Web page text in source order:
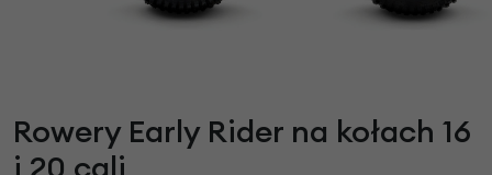
Rowery Early Rider na kołach 16